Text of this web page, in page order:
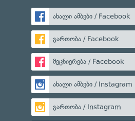
ახალი ამბები / Facebook
გართობა / Facebook
მეცნიერება / Facebook
ახალი ამბები / Instagram
გართობა / Instagram